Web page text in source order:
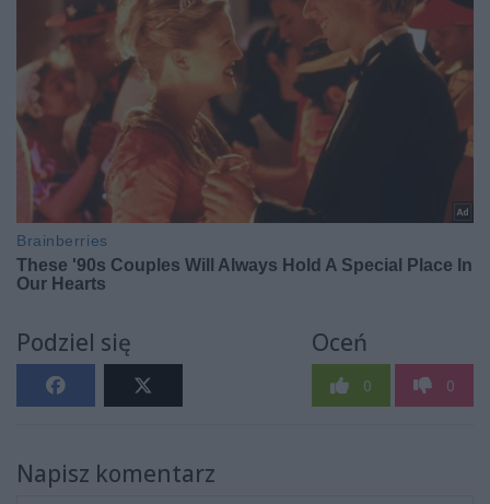
Podziel się Oceń
0 0
Napisz komentarz